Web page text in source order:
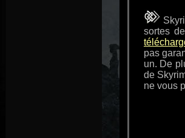
sortes
pas
un. De
de
ne vous